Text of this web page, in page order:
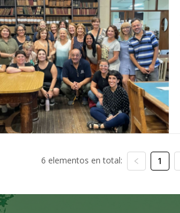
6 elementos en total: 1